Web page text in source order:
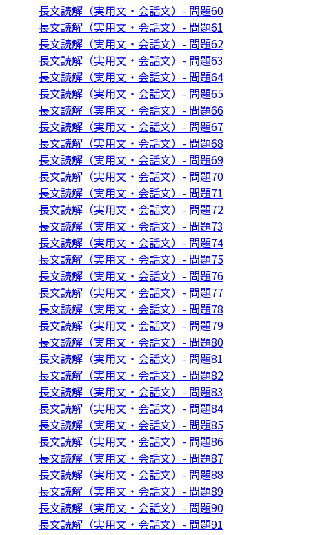
長文読解（実用文・会話文）- 問題60
長文読解（実用文・会話文）- 問題61
長文読解（実用文・会話文）- 問題62
長文読解（実用文・会話文）- 問題63
長文読解（実用文・会話文）- 問題64
長文読解（実用文・会話文）- 問題65
長文読解（実用文・会話文）- 問題66
長文読解（実用文・会話文）- 問題67
長文読解（実用文・会話文）- 問題68
長文読解（実用文・会話文）- 問題69
長文読解（実用文・会話文）- 問題70
長文読解（実用文・会話文）- 問題71
長文読解（実用文・会話文）- 問題72
長文読解（実用文・会話文）- 問題73
長文読解（実用文・会話文）- 問題74
長文読解（実用文・会話文）- 問題75
長文読解（実用文・会話文）- 問題76
長文読解（実用文・会話文）- 問題77
長文読解（実用文・会話文）- 問題78
長文読解（実用文・会話文）- 問題79
長文読解（実用文・会話文）- 問題80
長文読解（実用文・会話文）- 問題81
長文読解（実用文・会話文）- 問題82
長文読解（実用文・会話文）- 問題83
長文読解（実用文・会話文）- 問題84
長文読解（実用文・会話文）- 問題85
長文読解（実用文・会話文）- 問題86
長文読解（実用文・会話文）- 問題87
長文読解（実用文・会話文）- 問題88
長文読解（実用文・会話文）- 問題89
長文読解（実用文・会話文）- 問題90
長文読解（実用文・会話文）- 問題91